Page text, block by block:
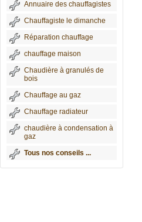
Annuaire des chauffagistes
Chauffagiste le dimanche
Réparation chauffage
chauffage maison
Chaudière à granulés de
bois
Chauffage au gaz
Chauffage radiateur
chaudière à condensation à
gaz
Tous nos conseils ...